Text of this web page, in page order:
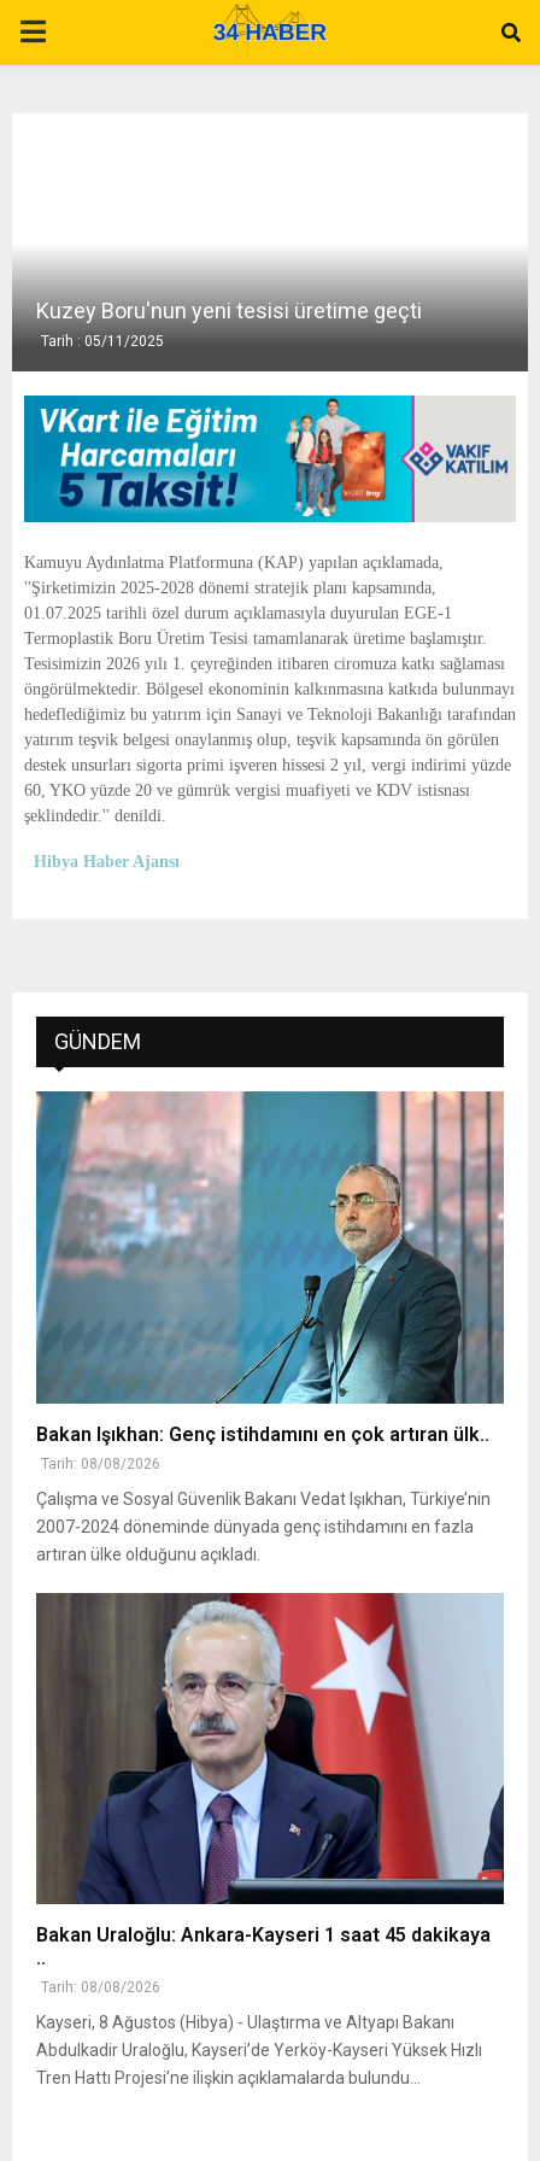
P
A
E
N
U
Kuzey Boru'nun yeni tesisi üretime geçti
Tarih : 05/11/2025
Kamuyu Aydınlatma Platformuna (KAP) yapılan açıklamada,
''Şirketimizin 2025-2028 dönemi stratejik planı kapsamında,
01.07.2025 tarihli özel durum açıklamasıyla duyurulan EGE-1
Termoplastik Boru Üretim Tesisi tamamlanarak üretime başlamıştır.
Tesisimizin 2026 yılı 1. çeyreğinden itibaren ciromuza katkı sağlaması
öngörülmektedir. Bölgesel ekonominin kalkınmasına katkıda bulunmayı
hedeflediğimiz bu yatırım için Sanayi ve Teknoloji Bakanlığı tarafından
yatırım teşvik belgesi onaylanmış olup, teşvik kapsamında ön görülen
destek unsurları sigorta primi işveren hissesi 2 yıl, vergi indirimi yüzde
60, YKO yüzde 20 ve gümrük vergisi muafiyeti ve KDV istisnası
şeklindedir.'' denildi.
Hibya Haber Ajansı
GÜNDEM
Bakan Işıkhan: Genç istihdamını en çok artıran ülk..
Tarih: 08/08/2026
Çalışma ve Sosyal Güvenlik Bakanı Vedat Işıkhan, Türkiye’nin
2007-2024 döneminde dünyada genç istihdamını en fazla
artıran ülke olduğunu açıkladı.
Bakan Uraloğlu: Ankara-Kayseri 1 saat 45 dakikaya
..
Tarih: 08/08/2026
Kayseri, 8 Ağustos (Hibya) - Ulaştırma ve Altyapı Bakanı
Abdulkadir Uraloğlu, Kayseri’de Yerköy-Kayseri Yüksek Hızlı
Tren Hattı Projesi’ne ilişkin açıklamalarda bulundu...